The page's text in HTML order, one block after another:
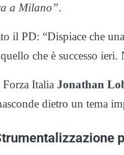
a Milano”.
il PD: “Dispiace che
che è successo
Italia Jonathan
dietro un tema